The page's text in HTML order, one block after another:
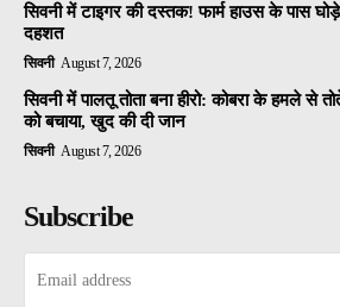
सिवनी में टाइगर की दस्तक! फार्म हाउस के पास
दहशत
सिवनी August 7, 2026
सिवनी में पालतू तोता बना हीरो: कोबरा के हमले से
को बचाया, खुद की दी जान
सिवनी August 7, 2026
Subscribe